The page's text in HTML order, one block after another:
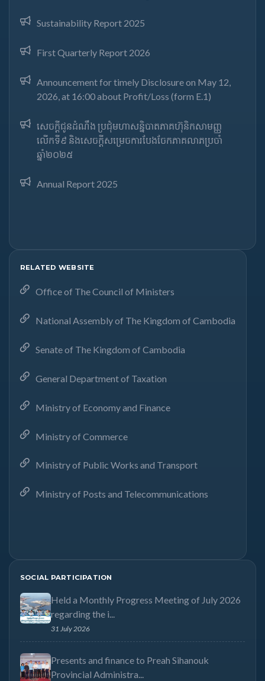
Sustainability Report 2025
First Quarterly Report 2026
Announcement for timely Disclosure on May 12,
2026, at 16:00 about Profit/Loss (form E.1)
សេចក្តីជូនដំណឹង ប្រជុំមហាសន្និបាតភាគហ៊ុនិកសាមញ្ញ
លើកទី៩ និងសេចក្តីសម្រេចការបែងចែកភាគលាភប្រចាំ
ឆ្នាំ២០២៥​
Annual Report 2025
RELATED WEBSITE
Office of The Council of Ministers
National Assembly of The Kingdom of Cambodia
Senate of The Kingdom of Cambodia
General Department of Taxation
Ministry of Economy and Finance
Ministry of Commerce
Ministry of Public Works and Transport
Ministry of Posts and Telecommunications
SOCIAL PARTICIPATION
Held a Monthly Progress Meeting of July 2026
regarding the i...
31 July 2026
Presents and finance to Preah Sihanouk
Provincial Administra...